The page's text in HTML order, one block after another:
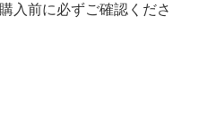
入前に必ずご確認くださ